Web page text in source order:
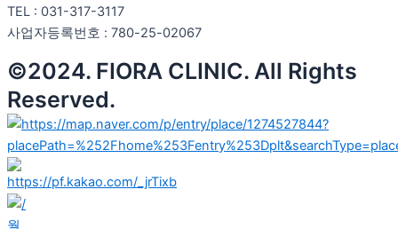
TEL : 031-317-3117
사업자등록번호 : 780-25-02067
©2024. FIORA CLINIC. All Rights
Reserved.